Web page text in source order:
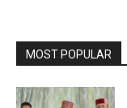
MOST POPULAR